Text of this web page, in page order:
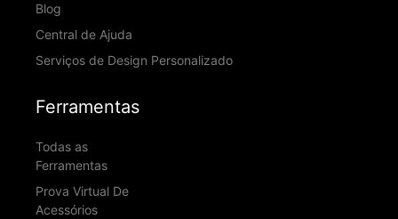
Blog
Central de Ajuda
Serviços de Design Personalizado
Ferramentas
Todas as
Ferramentas
Prova Virtual De
Acessórios